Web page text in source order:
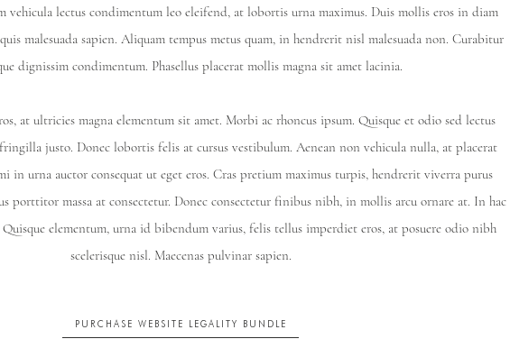
vehicula lectus condimentum leo eleifend, at lobortis urna maximus. Duis mollis eros in diam
malesuada sapien. Aliquam tempus metus quam, in hendrerit nisl malesuada non. Curabitur
dignissim condimentum. Phasellus placerat mollis magna sit amet lacinia.
at ultricies magna elementum sit amet. Morbi ac rhoncus ipsum. Quisque et odio sed lectus
justo. Donec lobortis felis at cursus vestibulum. Aenean non vehicula nulla, at placerat
in urna auctor consequat ut eget eros. Cras pretium maximus turpis, hendrerit viverra purus
porttitor massa at consectetur. Donec consectetur finibus nibh, in mollis arcu ornare at. In hac
elementum, urna id bibendum varius, felis tellus imperdiet eros, at posuere odio nibh
scelerisque nisl. Maecenas pulvinar sapien.​​​
PURCHASE WEBSITE LEGALITY BUNDLE